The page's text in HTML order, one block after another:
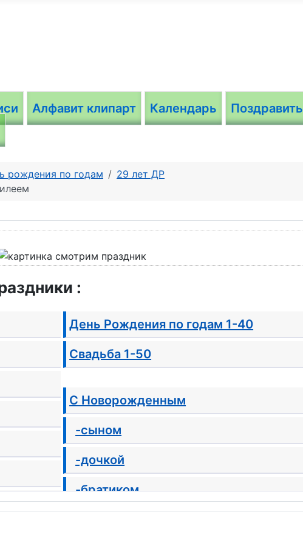
Алфавит клипарт Календарь
Поздравить
рождения по годам
29 лет ДР
:
День Рождения по годам 1-40
Свадьба 1-50
С Новорожденным
-сыном
-дочкой
-братиком